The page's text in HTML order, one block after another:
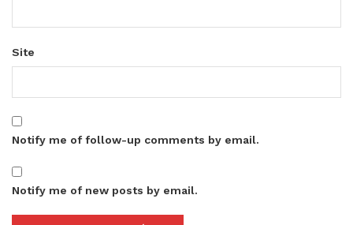
Site
Notify me of follow-up comments by email.
Notify me of new posts by email.